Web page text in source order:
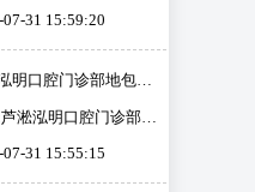
及预防保健等多项服
为患者提供个性化的
案，帮...
的微笑！
成立于2010年的私立
疗机构，位于太原市
区，拥有300平方米
空间。该门诊部致力
齐全的口腔服务，包
，且采用先进的数字
07-31 15:59:20
明口腔门诊部地包天
元起，尽享超值优
您轻松拥有迷人微
淞泓明口腔门诊部基
成立于2020年的私立
疗机构，位于湖南省
07-31 15:55:15